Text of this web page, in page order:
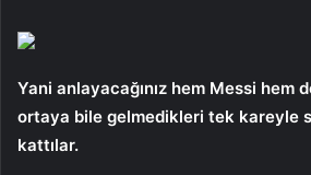
Yani anlayacağınız hem Messi hem
ortaya bile gelmedikleri tek kareyle
kattılar.